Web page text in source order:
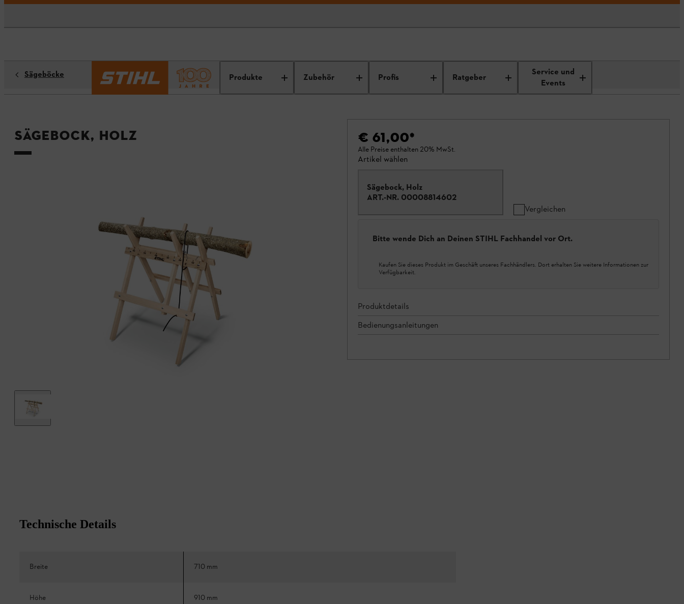
Produkte Zubehör Profis Ratgeber
Service und
Events
Sägeböcke
Sägebock, Holz € 61,00*
Alle Preise enthalten 20% MwSt.
Artikel wählen
Sägebock, Holz
ART.-NR. 00008814602
Vergleichen
Bitte wende Dich an Deinen STIHL Fachhandel vor Ort.
Kaufen Sie dieses Produkt im Geschäft unseres Fachhändlers. Dort erhalten Sie weitere Informationen zur
Verfügbarkeit.
Produktdetails
Bedienungsanleitungen
Technische Details
Breite 710 mm
Höhe 910 mm